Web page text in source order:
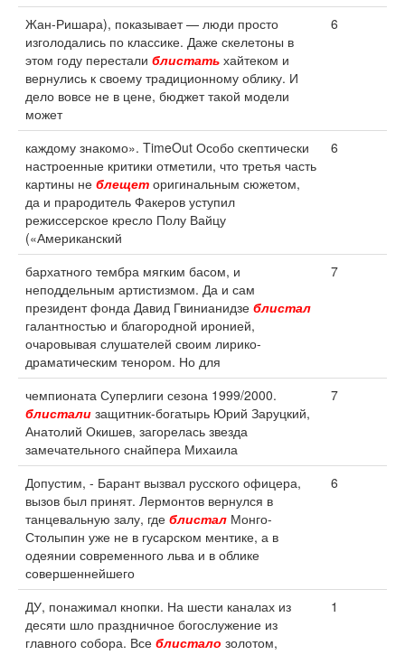
Жан-Ришара), показывает — люди просто
изголодались по классике. Даже скелетоны в
этом году перестали блистать хайтеком и
вернулись к своему традиционному облику. И
дело вовсе не в цене, бюджет такой модели
может
6
каждому знакомо». TimeOut Особо скептически
настроенные критики отметили, что третья часть
картины не блещет оригинальным сюжетом,
да и прародитель Факеров уступил
режиссерское кресло Полу Вайцу
(«Американский
6
бархатного тембра мягким басом, и
неподдельным артистизмом. Да и сам
президент фонда Давид Гвинианидзе блистал
галантностью и благородной иронией,
очаровывая слушателей своим лирико-
драматическим тенором. Но для
7
чемпионата Суперлиги сезона 1999/2000.
блистали защитник-богатырь Юрий Заруцкий,
Анатолий Окишев, загорелась звезда
замечательного снайпера Михаила
7
Допустим, - Барант вызвал русского офицера,
вызов был принят. Лермонтов вернулся в
танцевальную залу, где блистал Монго-
Столыпин уже не в гусарском ментике, а в
одеянии современного льва и в облике
совершеннейшего
6
ДУ, понажимал кнопки. На шести каналах из
десяти шло праздничное богослужение из
главного собора. Все блистало золотом,
1